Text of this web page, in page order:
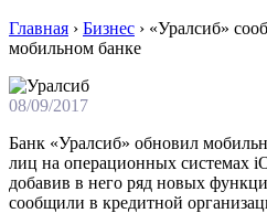
Главная › Бизнес › «Уралсиб»
мобильном банке
08/09/2017
Банк «Уралсиб» обновил
лиц на операционных системах
добавив в него ряд новых
сообщили в кредитной